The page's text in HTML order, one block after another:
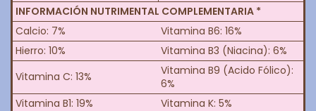
INFORMACIÓN NUTRIMENTAL COMPLEMENTARIA *
Calcio: 7%
Vitamina B6: 16%
Hierro: 10%
Vitamina B3 (Niacina): 6%
Vitamina C: 13%
Vitamina B9 (Acido Fólico):
6%
Vitamina B1: 19%
Vitamina K: 5%